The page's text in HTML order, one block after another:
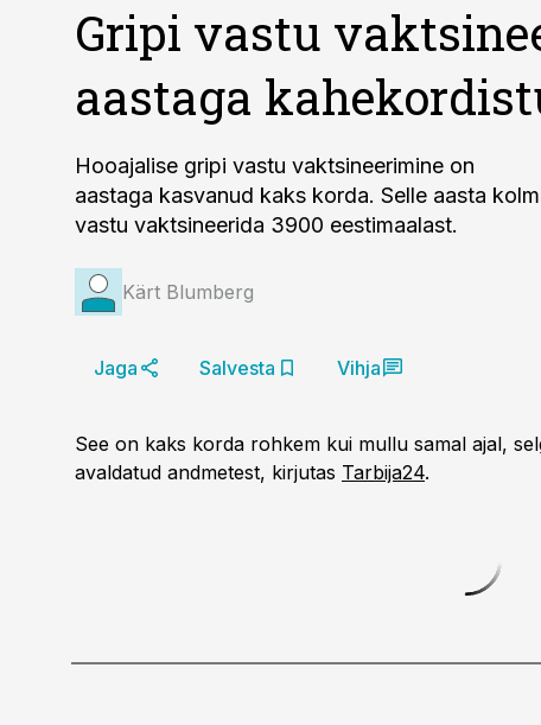
Gripi vastu
aastaga
Hooajalise gripi vastu vaktsineerimine on
aastaga kasvanud kaks korda. Selle aasta
vastu vaktsineerida 3900 eestimaalast.
Kärt Blumberg
Jaga Salvesta Vihja
See on kaks korda rohkem kui mullu samal ajal,
avaldatud andmetest, kirjutas Tarbija24.